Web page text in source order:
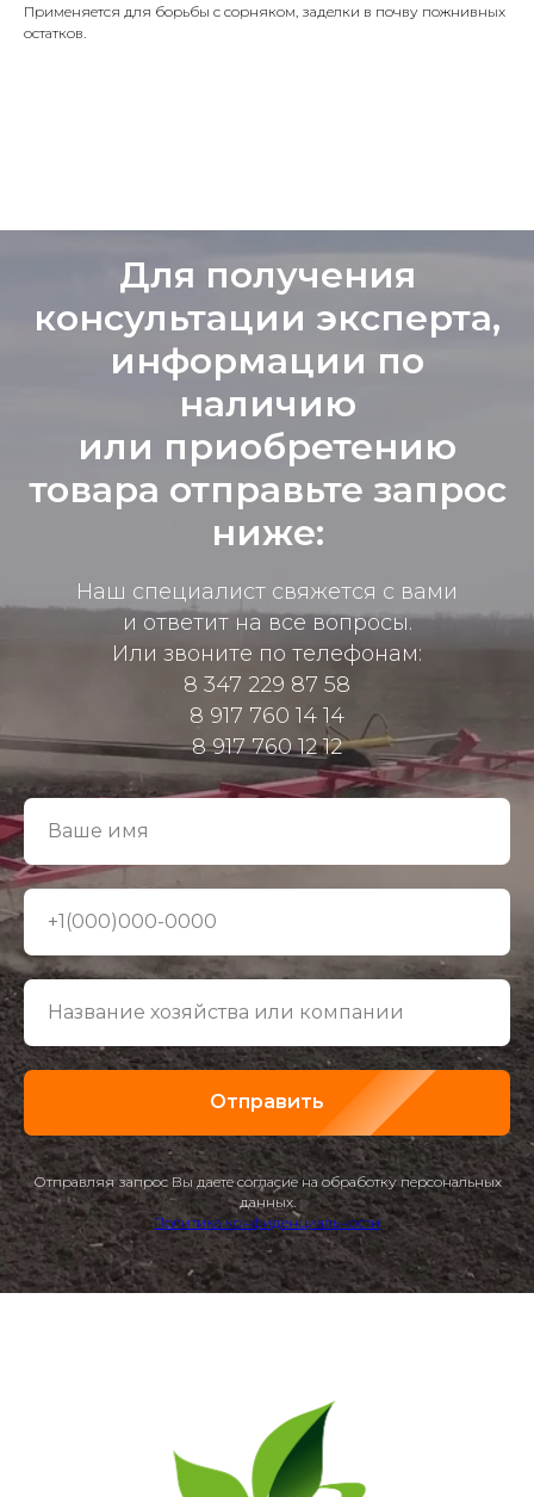
Применяется для борьбы с сорняком, заделки в почву пожнивных
остатков.
Для получения
консультации эксперта,
информации по
наличию
или приобретению
товара отправьте запрос
ниже:
Наш специалист свяжется с вами
и ответит на все вопросы.
Или звоните по телефонам:
8 347 229 87 58
8 917 760 14 14
8 917 760 12 12
Отправить
Отправляя запрос Вы даете согласие на обработку персональных
данных.
Политика конфиденциальности